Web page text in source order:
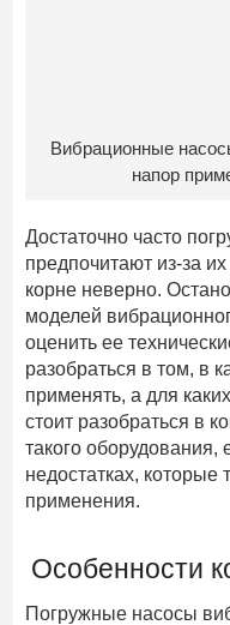
Вибрационные
напор
Достаточно часто
предпочитают из-за
корне неверно.
моделей
оценить ее
разобраться в том, в
применять, а для
стоит разобраться в
такого оборудования,
недостатках,
применения.
Особенности
Погружные насосы